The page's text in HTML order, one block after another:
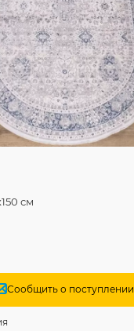
см
Сообщить о поступлении